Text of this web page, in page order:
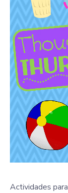
Actividades